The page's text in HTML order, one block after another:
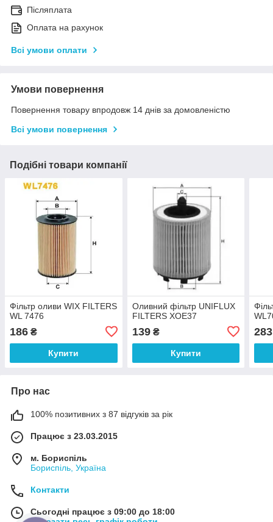
Післяплата
Оплата на рахунок
Всі умови оплати
Умови повернення
Повернення товару впродовж 14 днів за домовленістю
Всі умови повернення
Подібні товари компанії
Фільтр оливи WIX FILTERS
WL 7476
186 ₴
Купити
Оливний фільтр UNIFLUX
FILTERS XOE37
139₴
Купити
283
Про нас
100% позитивних з 87 відгуків за рік
Працює з 23.03.2015
м. Бориспіль
Бориспіль, Україна
Контакти
Сьогодні працює з 09:00 до 18:00